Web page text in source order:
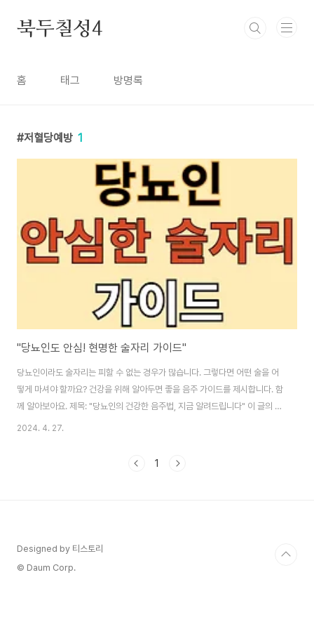
북두칠성4
홈 태그 방명록
저혈당예방 1
"당뇨인도 안심! 현명한 술자리 가이드"
당뇨인이라도 술자리는 피할 수 없는 경우가 많습니다. 그렇다면 어떤 술을 어
떻게 마셔야 할까요? 건강을 위해 알아두면 좋을 음주 가이드를 제시합니다. 함
께 알아보아요. 제목: "당뇨인의 건강한 음주법, 지금 알려드립니다" 이 글의 순
서0. 이글의 요약1. 질문 3가지2. 술과 혈당3 추천하는 술4. 술자리 꿀팁 6가
에 주의해야 합니다.▣ 적당량의 음주는 HDL 콜레스테롤을 올려 혈관 건강에
2024. 4. 27.
1
Designed by 티스토리
© Daum Corp.